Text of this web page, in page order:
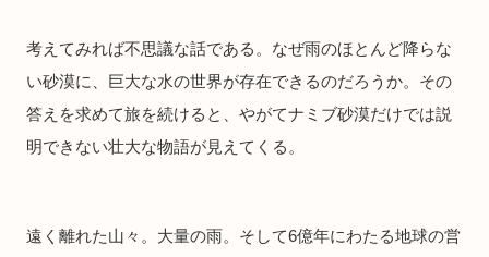
考えてみれば不思議な話である。なぜ雨のほとんど降らな
い砂漠に、巨大な水の世界が存在できるのだろうか。その
答えを求めて旅を続けると、やがてナミブ砂漠だけでは説
明できない壮大な物語が見えてくる。
遠く離れた山々。大量の雨。そして6億年にわたる地球の営